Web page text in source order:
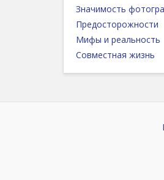
Значимость
Предосторожности
Мифы и реальность
Совместная жизнь